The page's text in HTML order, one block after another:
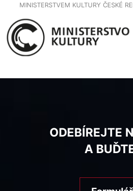
MINISTERSTVEM KULTURY ČESKÉ
ODEBÍREJTE
A